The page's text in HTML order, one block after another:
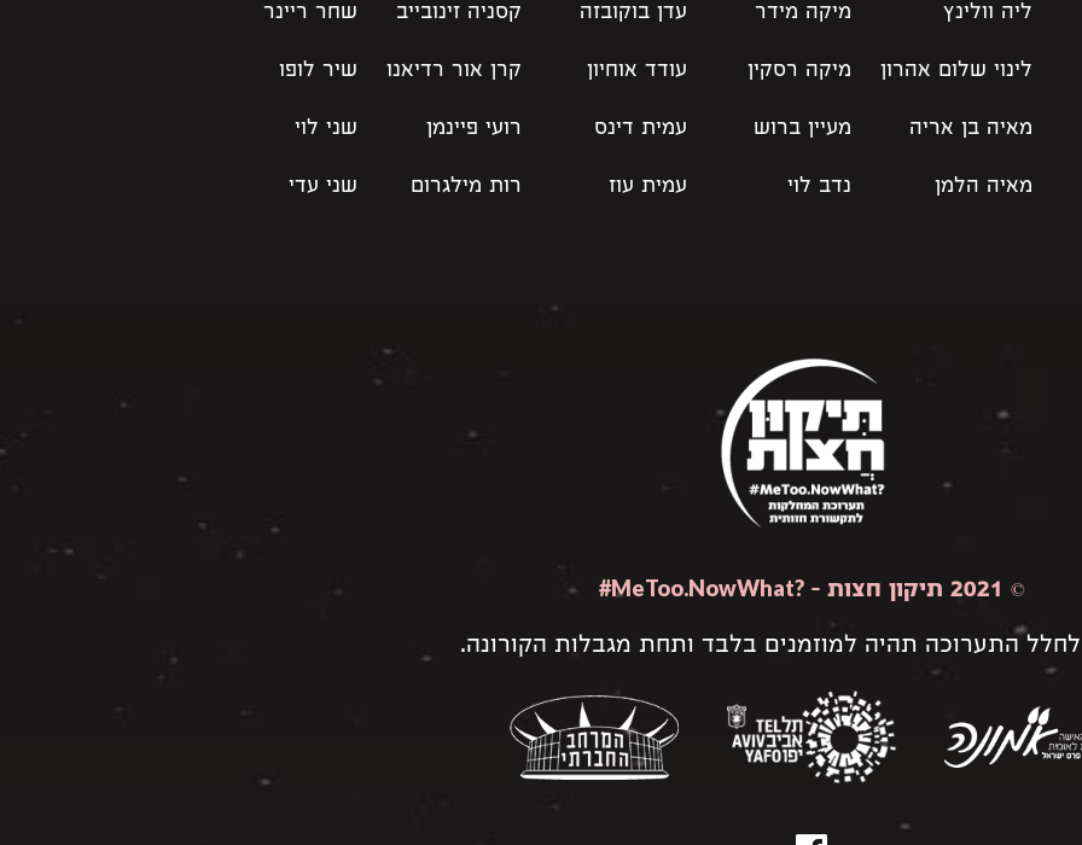
ליה וולינץ
לינוי שלום אהרון
מאיה בן אריה
מאיה הלמן
מיקה מידר
מיקה רסקין
מעיין ברוש
נדב לוי
עדן בוקובזה
עודד אוחיון
עמית דינס
עמית עוז
קסניה זינובייב
קרן אור רדיאנו
רועי פיינמן
רות מילגרום
שחר ריינר
שיר לופו
שני לוי
שני עדי
© 2021 תיקון חצות – #MeToo.NowWhat?
התערוכה תהיה למוזמנים בלבד ותחת מגבלות הקורונה.